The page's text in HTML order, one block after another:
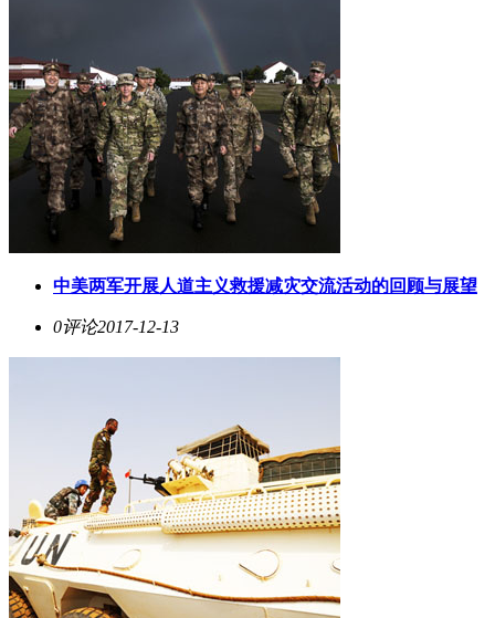
中美两军开展人道主义救援减灾交流活动的回顾与展望
0评论2017-12-13